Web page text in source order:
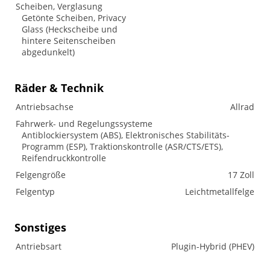
Scheiben, Verglasung
Getönte Scheiben, Privacy
Glass (Heckscheibe und
hintere Seitenscheiben
abgedunkelt)
Räder & Technik
Antriebsachse
Allrad
Fahrwerk- und Regelungssysteme
Antiblockiersystem (ABS), Elektronisches Stabilitäts-
Programm (ESP), Traktionskontrolle (ASR/CTS/ETS),
Reifendruckkontrolle
Felgengröße
17 Zoll
Felgentyp
Leichtmetallfelge
Sonstiges
Antriebsart Plugin-Hybrid (PHEV)